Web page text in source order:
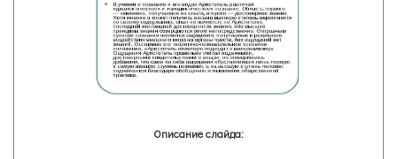
Описание слайда: